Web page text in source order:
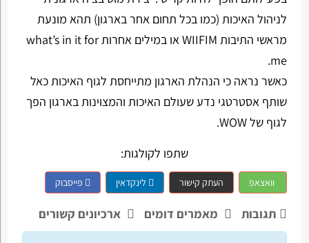
לניהול האיכות (כמו בכל תחום אחר בארגון) תהא מונעת
מראשי התיבות WIIFIM או במילים אחרות what’s in it for
me.
כאשר נראה כי הנהלת הארגון מתייחסת לגוף האיכות כאל
שותף אסטרטגי נדע שעולם האיכות והמצוינות בארגון הפך
לגוף של WOW.
שתפו לקולגות:
וואצאפ העתק קישור לינקדאין פייסבוק
תגובות מאמרים דומים ארכיונים קשורים